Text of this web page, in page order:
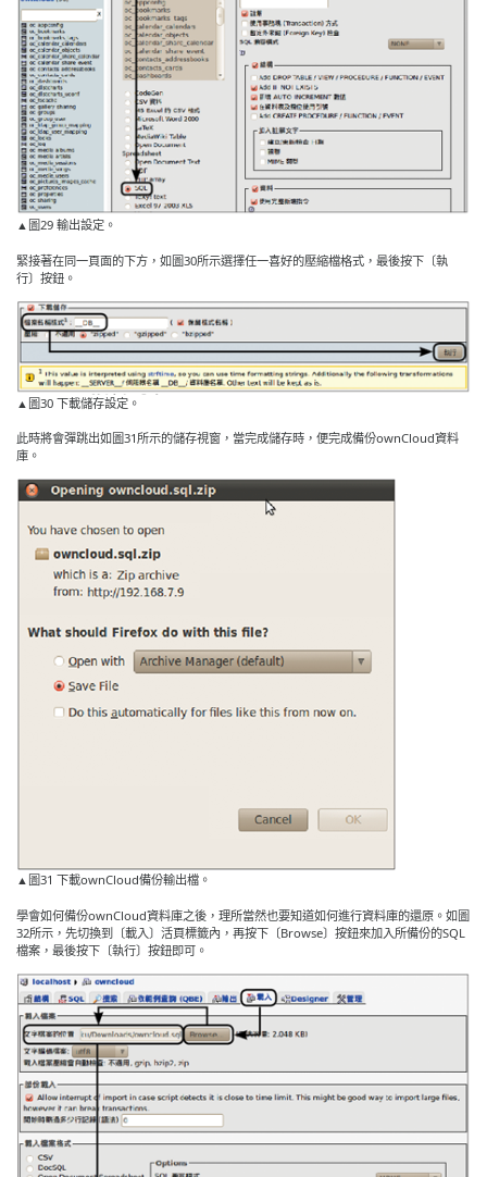
▲圖29 輸出設定。
緊接著在同一頁面的下方，如圖30所示選擇任一喜好的壓縮檔格式，最後按下〔執
行〕按鈕。
▲圖30 下載儲存設定。
此時將會彈跳出如圖31所示的儲存視窗，當完成儲存時，便完成備份ownCloud資料
庫。
▲圖31 下載ownCloud備份輸出檔。
學會如何備份ownCloud資料庫之後，理所當然也要知道如何進行資料庫的還原。如圖
32所示，先切換到〔載入〕活頁標籤內，再按下〔Browse〕按鈕來加入所備份的SQL
檔案，最後按下〔執行〕按鈕即可。